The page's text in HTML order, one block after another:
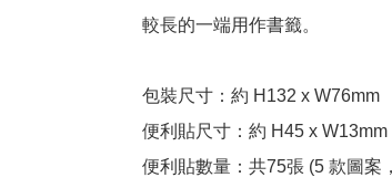
較長的一端用作書籤。
包裝尺寸：約 H132 x W76mm
便利貼尺寸：約 H45 x W13mm
便利貼數量：共75張 (5 款圖案